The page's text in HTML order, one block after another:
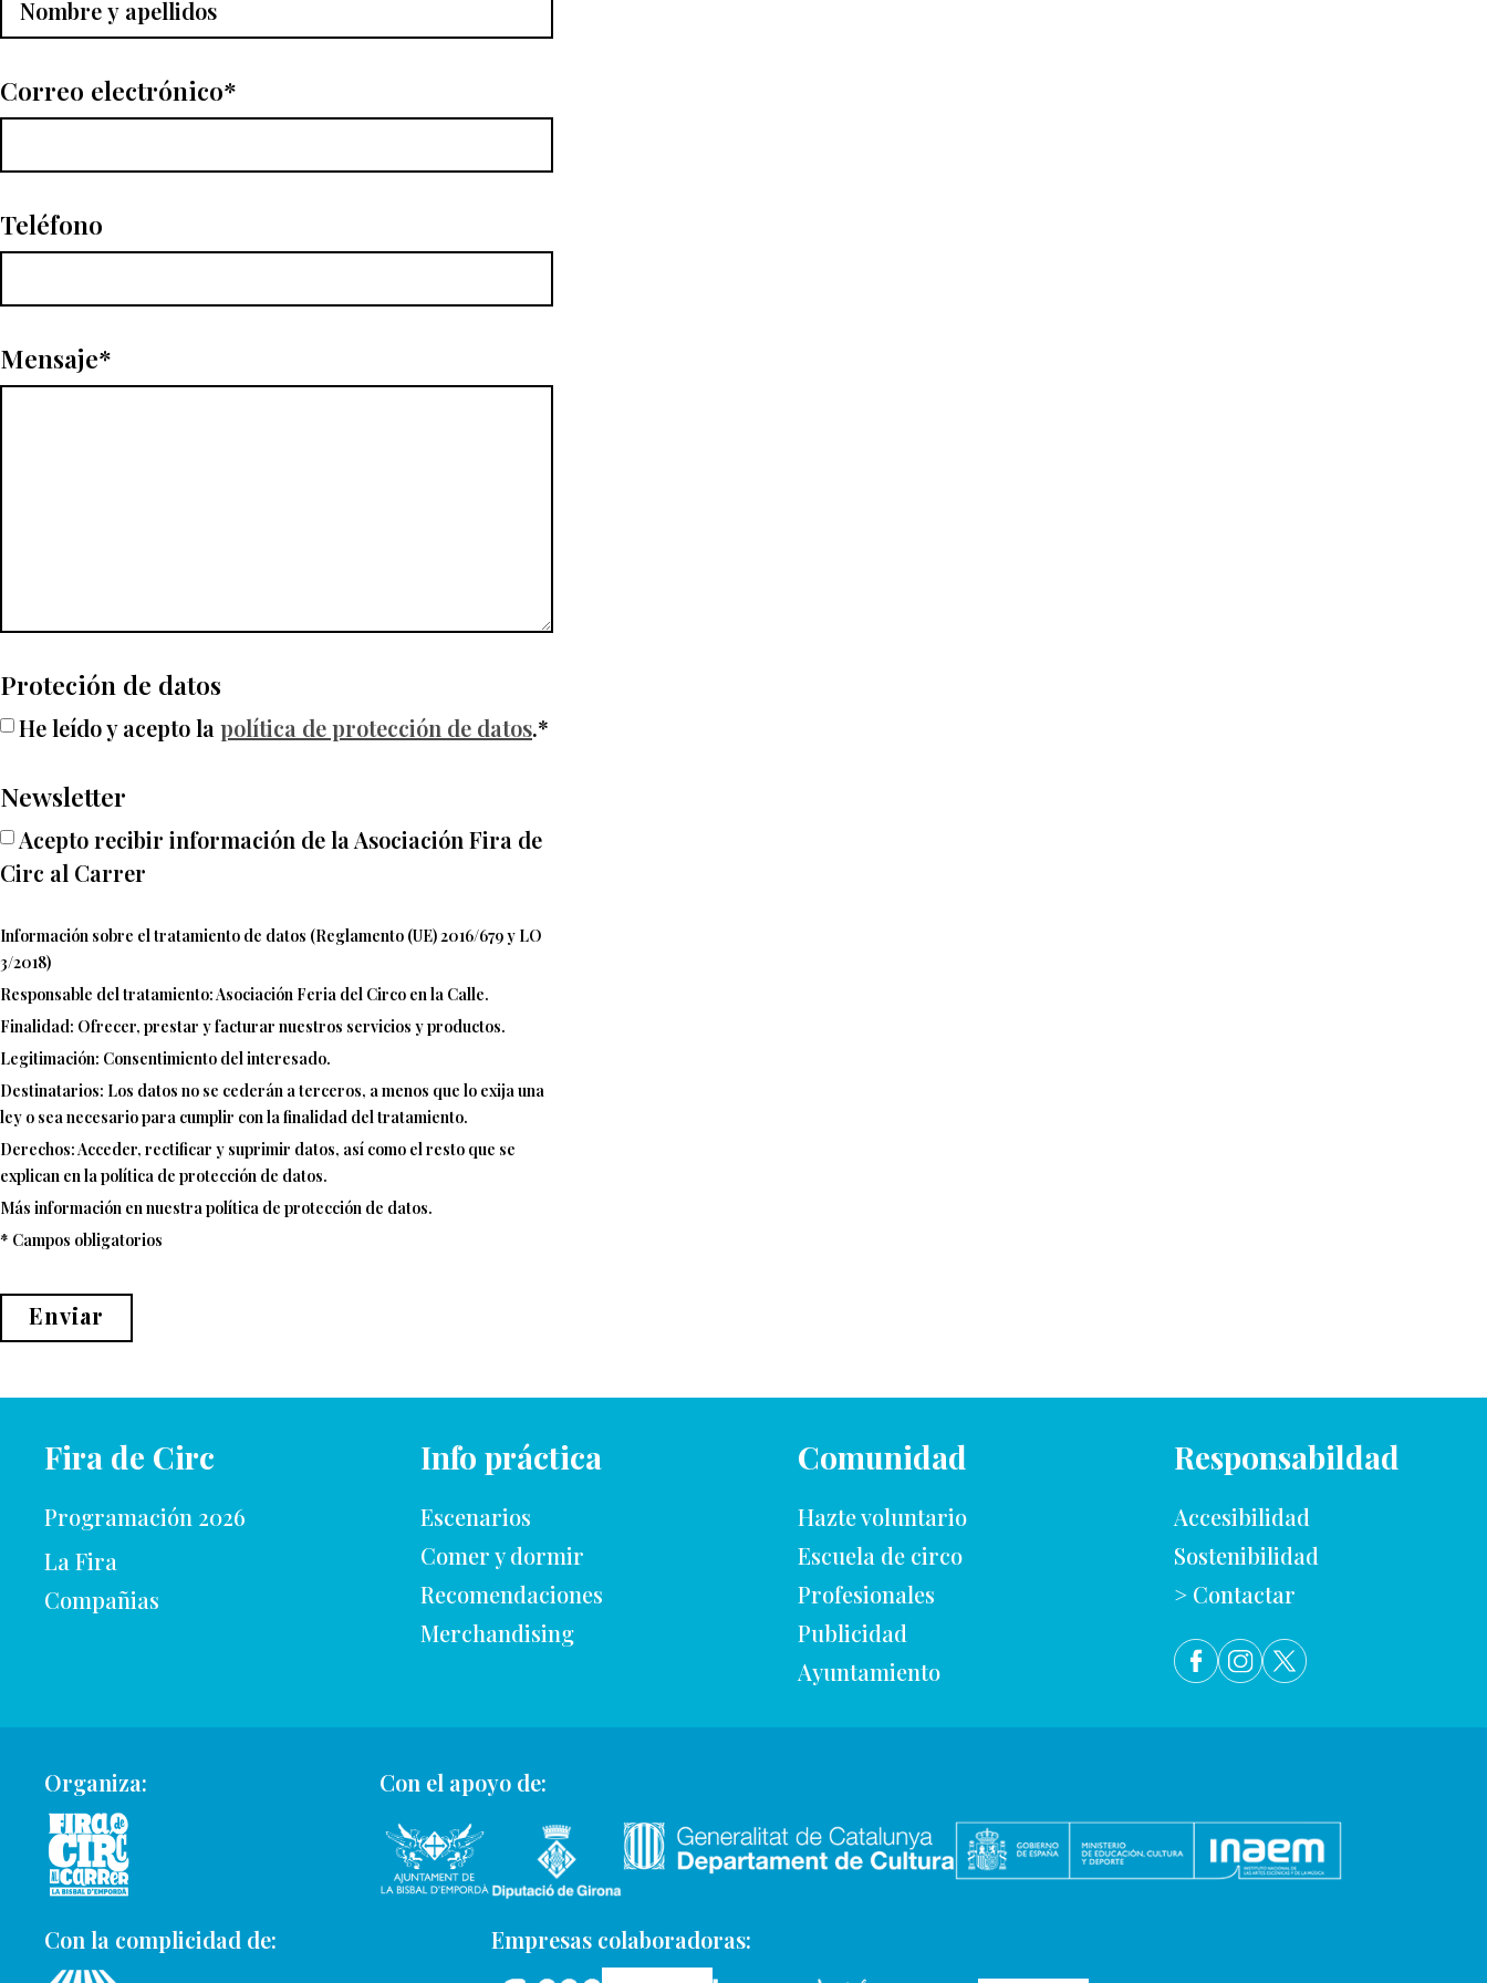
Correo electrónico*
Teléfono
Mensaje*
Proteción de datos
He leído y acepto la política de protección de datos.*
Newsletter
Acepto recibir información de la Asociación Fira de
Circ al Carrer
Información sobre el tratamiento de datos (Reglamento (UE) 2016/679 y LO
3/2018)
Responsable del tratamiento: Asociación Feria del Circo en la Calle.
Finalidad: Ofrecer, prestar y facturar nuestros servicios y productos.
Legitimación: Consentimiento del interesado.
Destinatarios: Los datos no se cederán a terceros, a menos que lo exija una
ley o sea necesario para cumplir con la finalidad del tratamiento.
Derechos: Acceder, rectificar y suprimir datos, así como el resto que se
explican en la política de protección de datos.
Más información en nuestra política de protección de datos.
* Campos obligatorios
Enviar
Fira de Circ
Programación 2026
La Fira
Compañias
Info práctica
Escenarios
Comer y dormir
Recomendaciones
Merchandising
Comunidad
Hazte voluntario
Escuela de circo
Profesionales
Publicidad
Ayuntamiento
Responsabildad
Accesibilidad
Sostenibilidad
> Contactar
Organiza: Con el apoyo de:
Con la complicidad de: Empresas colaboradoras: